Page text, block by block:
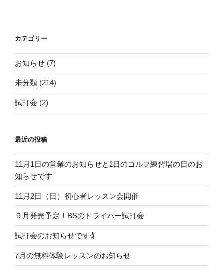
カテゴリー
お知らせ (7)
未分類 (214)
試打会 (2)
最近の投稿
11月1日の営業のお知らせと2日のゴルフ練習場の日のお
知らせです
11月2日（日）初心者レッスン会開催
９月発売予定！BSのドライバー試打会
試打会のお知らせです🏌️
7月の無料体験レッスンのお知らせ